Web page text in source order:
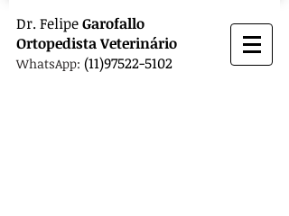
Dr. FelipeGarofallo
OrtopedistaVeterinário
WhatsApp: (11)97522-5102